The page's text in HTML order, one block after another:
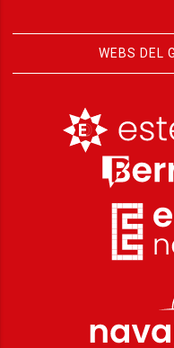
WEBS DEL